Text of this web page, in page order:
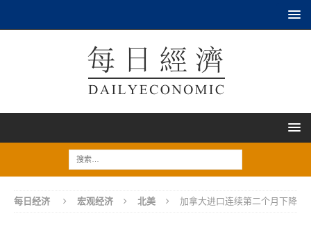
每日经济 宏观经济 北美 加拿大进口连续第二个月下降